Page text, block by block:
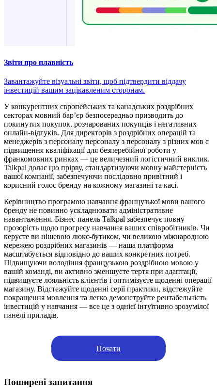
Звіти про плавність
Завантажуйте візуальні звіти, щоб підтвердити віддачу
інвестицій вашим зацікавленим сторонам.
У конкурентних європейських та канадських роздрібних
секторах мовний бар’єр безпосередньо призводить до
покинутих покупок, розчарованих покупців і негативних
онлайн-відгуків. Для директорів з роздрібних операцій та
менеджерів з персоналу персоналу з персоналу з різних мов є
підвищення кваліфікації для безперебійної роботи у
франкомовних ринках — це величезний логістичний виклик.
Talkpal долає цю прірву, стандартизуючи мовну майстерність
вашої компанії, забезпечуючи послідовно привітний і
корисний голос бренду на кожному магазині та касі.
Керівництво програмою навчання французької мови вашого
бренду не повинно ускладнювати адміністративне
навантаження. Бізнес-панель Talkpal забезпечує повну
прозорість щодо прогресу навчання ваших співробітників. Чи
керуєте ви нішевою люкс-бутиком, чи великою міжнародною
мережею роздрібних магазинів — наша платформа
масштабується відповідно до ваших конкретних потреб.
Підвищуючи володіння французькою роздрібною мовою у
вашій команді, ви активно зменшуєте тертя при адаптації,
підвищуєте лояльність клієнтів і оптимізуєте щоденні операції
магазину. Відстежуйте щоденні серії практики, відстежуйте
покращення мовлення та легко демонструйте рентабельність
інвестицій у навчання — все це з однієї інтуїтивно зрозумілої
панелі приладів.
Почати
Поширені запитання